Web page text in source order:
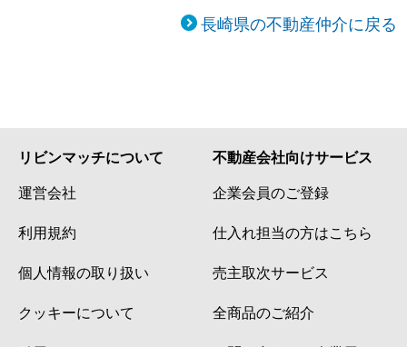
長崎県の不動産仲介に戻る
リビンマッチについて
運営会社
利用規約
個人情報の取り扱い
クッキーについて
不動産会社向けサービス
企業会員のご登録
仕入れ担当の方はこちら
売主取次サービス
全商品のご紹介